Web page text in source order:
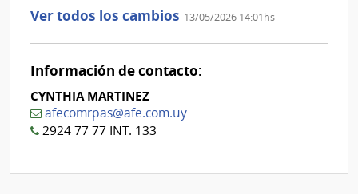
aclaración
0
Ver todos los cambios 13/05/2026 14:01hs
Información de contacto:
CYNTHIA MARTINEZ
afecomrpas@afe.com.uy
2924 77 77 INT. 133